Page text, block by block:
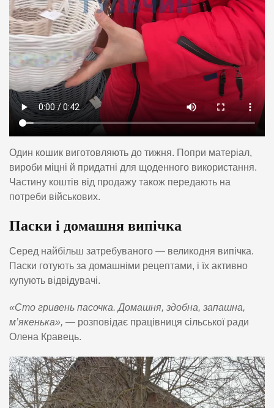
Один кошик виготовляють до тижня. Попри матеріал,
вироби міцні й придатні для щоденного використання.
Частину коштів від продажу також передають на
потреби військових.
Паски і домашня випічка
Серед найбільш затребуваного — великодня випічка.
Паски готують за домашніми рецептами, і їх активно
купують відвідувачі.
«Сто гривень пасочка. Домашня, здобна, запашна,
м’якенька», — розповідає працівниця сільської ради
Олена Кравець.